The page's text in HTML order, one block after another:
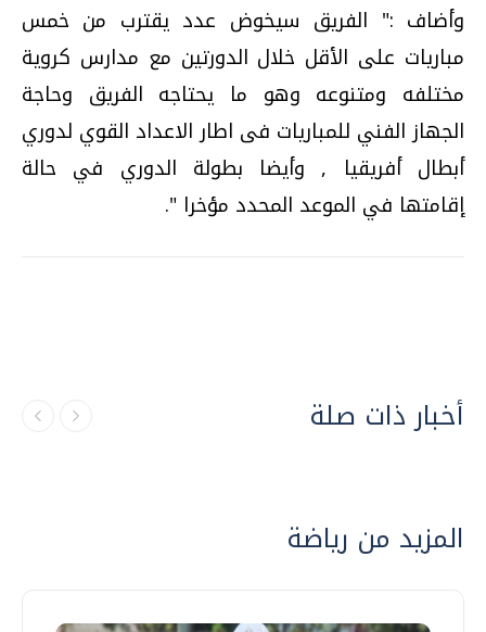
وأضاف :" الفريق سيخوض عدد يقترب من خمس
مباريات على الأقل خلال الدورتين مع مدارس كروية
مختلفه ومتنوعه وهو ما يحتاجه الفريق وحاجة
الجهاز الفني للمباريات فى اطار الاعداد القوي لدوري
أبطال أفريقيا , وأيضا بطولة الدوري في حالة
إقامتها في الموعد المحدد مؤخرا ".
أخبار ذات صلة
المزيد من رياضة